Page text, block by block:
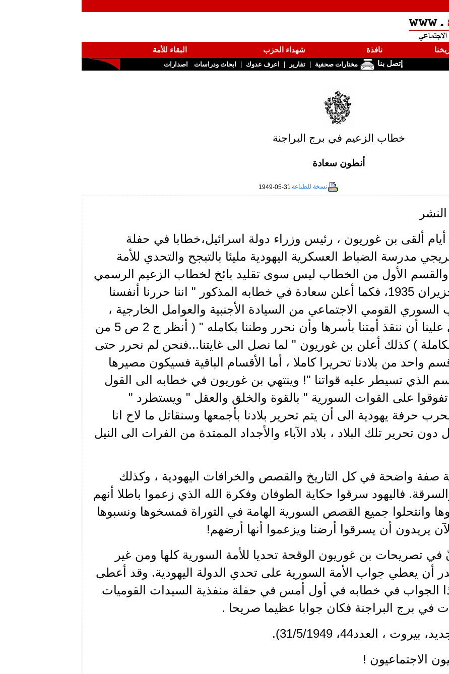
نافذة شهداء الحزب
البقاء للأمة
إتصل بنا مختارات صحفية | تقارير | اعرف عدوك | ابحاث ودراسات اصدارات
خطاب الزعيم في برج البراجنة
أنطون سعادة
نسخة للطباعة 1949-05-31
ألقى بن غوريون ، رئيس وزراء دولة اسرائيل،خطابا في حفلة
مدرسة الضباط العسكرية اليهودية مليئا بالتبجح والتحدي للأمة
والقسم الأول من الخطاب ليس سوى تقليد بائخ لخطاب الزعيم الرسمي
في أول حزيران 1935، فكما أعلن سعادة في خطابه المذكور " اننا حررنا أنفسنا
القومي الاجتماعي من السيادة الأجنبية والعوامل الخارجية ،
ولكن بقي علينا أن ننقذ أمتنا بأسرها وأن نحرر وطننا بكامله " ( أنظر ج 2 ص 5 من
) كذلك أعلن بن غوريون " لما نصل الى غايتنا...فنحن لم نحرر حتى
واحد من بلادنا تحريرا كاملا ، أما الأقسام الباقية فسيكون مصيرها
الذي تسيطر عليه قواتنا "! وينتهي بن غوريون في خطابه الى القول
تفوقوا على القوات السورية " بالقوة والخلق والعقل " ويستطرد "
حرفة يهودية الى أن يتم تحرير بلادنا بأجمعها وسنقاتل ما لاح انا
تحرير تلك البلاد ، بلاد الآباء والأجداد الممتدة من الفرات الى النيل
صفة واضحة في كل التاريخ والقصص والخرافات اليهودية ، وكذلك
والسرقة. فاليهود سرقوا حكاية الطوفان وفكرة الله الذي زعموا باطلا أنهم
وانتحلوا جميع القصص السورية الهامة في التوراة فمسخوها ونسبوها
يريدون أن يسرقوا أرضنا ويزعموا أنها أرضهم!
تصريحات بن غوريون الوقحة تحديا للأمة السورية كلها ومن غير
أن يعطي جواب الأمة السورية على تحدي الدولة اليهودية. وقد أعطى
الجواب في خطابه في أول أمس في حفلة منفذية السيدات القوميات
في برج البراجنة فكان جوابا عظيما صريحا .
بيروت ، العدد44، 31/5/1949).
الاجتماعيون !